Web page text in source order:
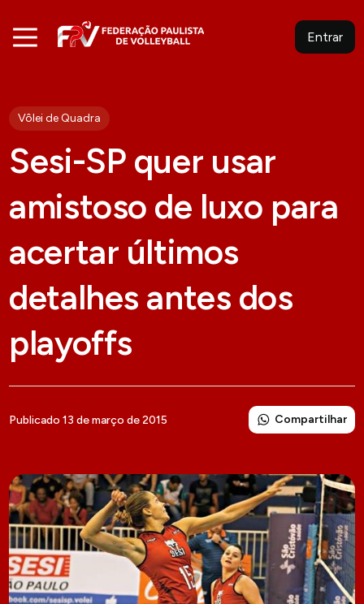
Entrar
Vôlei de Quadra
Sesi-SP quer usar
amistoso de luxo para
acertar últimos
detalhes antes dos
playoffs
Publicado 13 de março de 2015 Compartilhar